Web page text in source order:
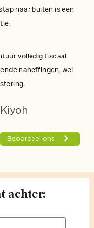
naar buiten is een
volledig fiscaal
naheffingen, wel
achter: